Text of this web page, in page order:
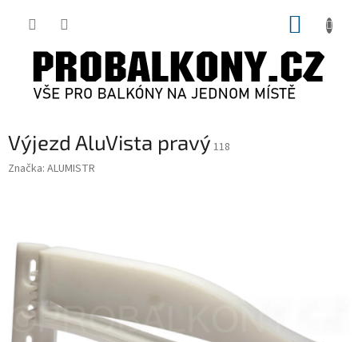
Výjezd AluVista pravý 118
Značka: ALUMISTR